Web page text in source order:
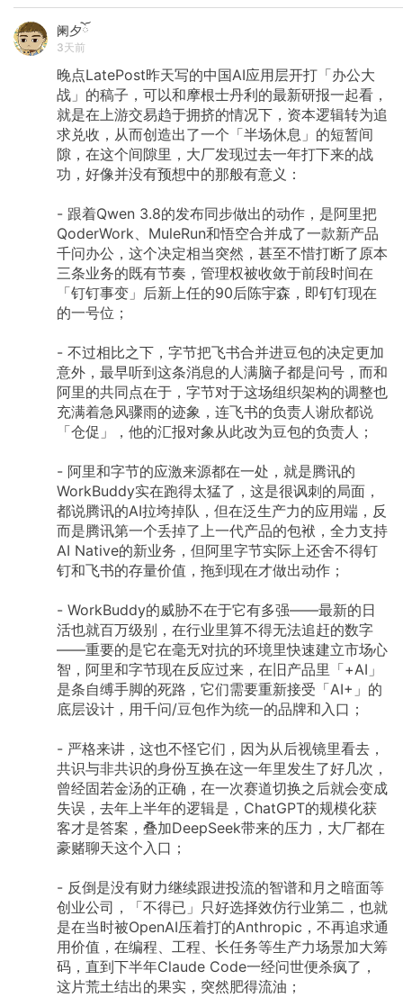
阑夕ོ
3天前
晚点LatePost昨天写的中国AI应用层开打「办公大
战」的稿子，可以和摩根士丹利的最新研报一起看，
就是在上游交易趋于拥挤的情况下，资本逻辑转为追
求兑收，从而创造出了一个「半场休息」的短暂间
隙，在这个间隙里，大厂发现过去一年打下来的战
功，好像并没有预想中的那般有意义：
- 跟着Qwen 3.8的发布同步做出的动作，是阿里把
QoderWork、MuleRun和悟空合并成了一款新产品
千问办公，这个决定相当突然，甚至不惜打断了原本
三条业务的既有节奏，管理权被收敛于前段时间在
「钉钉事变」后新上任的90后陈宇森，即钉钉现在
的一号位；
- 不过相比之下，字节把飞书合并进豆包的决定更加
意外，最早听到这条消息的人满脑子都是问号，而和
阿里的共同点在于，字节对于这场组织架构的调整也
充满着急风骤雨的迹象，连飞书的负责人谢欣都说
「仓促」，他的汇报对象从此改为豆包的负责人；
- 阿里和字节的应激来源都在一处，就是腾讯的
WorkBuddy实在跑得太猛了，这是很讽刺的局面，
都说腾讯的AI拉垮掉队，但在泛生产力的应用端，反
而是腾讯第一个丢掉了上一代产品的包袱，全力支持
AI Native的新业务，但阿里字节实际上还舍不得钉
钉和飞书的存量价值，拖到现在才做出动作；
- WorkBuddy的威胁不在于它有多强——最新的日
活也就百万级别，在行业里算不得无法追赶的数字
——重要的是它在毫无对抗的环境里快速建立市场心
智，阿里和字节现在反应过来，在旧产品里「+AI」
是条自缚手脚的死路，它们需要重新接受「AI+」的
底层设计，用千问/豆包作为统一的品牌和入口；
- 严格来讲，这也不怪它们，因为从后视镜里看去，
共识与非共识的身份互换在这一年里发生了好几次，
曾经固若金汤的正确，在一次赛道切换之后就会变成
失误，去年上半年的逻辑是，ChatGPT的规模化获
客才是答案，叠加DeepSeek带来的压力，大厂都在
豪赌聊天这个入口；
- 反倒是没有财力继续跟进投流的智谱和月之暗面等
创业公司，「不得已」只好选择效仿行业第二，也就
是在当时被OpenAI压着打的Anthropic，不再追求通
用价值，在编程、工程、长任务等生产力场景加大筹
码，直到下半年Claude Code一经问世便杀疯了，
这片荒土结出的果实，突然肥得流油；